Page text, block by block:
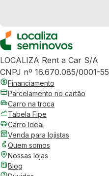
LOCALIZA Rent a Car S/A
CNPJ nº 16.670.085/0001-55
Financiamento
Parcelamento no cartão
Carro na troca
Tabela Fipe
Carro Ideal
Venda para lojistas
Quem somos
Nossas lojas
Blog